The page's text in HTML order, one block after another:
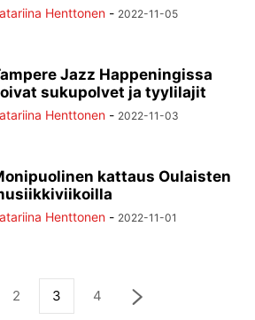
Henttonen - 2022-11-05
Jazz Happeningissa
sukupolvet ja tyylilajit
Henttonen - 2022-11-03
kattaus Oulaisten
Henttonen - 2022-11-01
2 3 4